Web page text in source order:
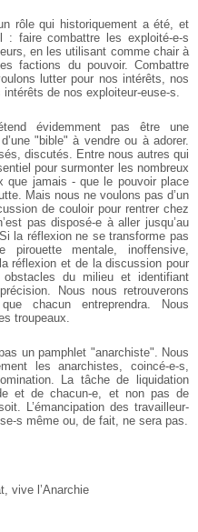
rôle qui historiquement a été, et
: faire combattre les exploité-e-s
en les utilisant comme chair à
factions du pouvoir. Combattre
lutter pour nos intérêts, nos
de nos exploiteur-euse-s.
évidemment pas être une
"bible" à vendre ou à adorer.
discutés. Entre nous autres qui
pour surmonter les nombreux
que jamais - que le pouvoir place
Mais nous ne voulons pas d’un
de couloir pour rentrer chez
pas disposé-e à aller jusqu’au
la réflexion ne se transforme pas
mentale, inoffensive,
réflexion et de la discussion pour
du milieu et identifiant
Nous nous retrouverons
chacun entreprendra. Nous
troupeaux.
un pamphlet "anarchiste". Nous
les anarchistes, coincé-e-s,
La tâche de liquidation
et de chacun-e, et non pas de
L’émancipation des travailleur-
s même ou, de fait, ne sera pas.
vive l’Anarchie